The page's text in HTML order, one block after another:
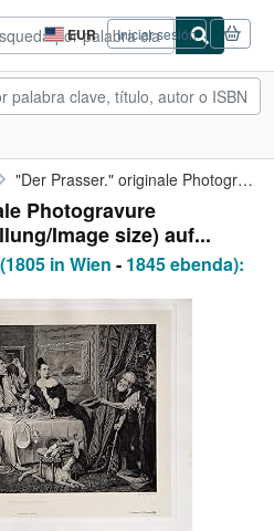
EUR
Preferencias
de
compra
del
Iniciar sesión
"Der Prasser." originale Photogravure ca.19,5x29cm (Darstellung/...
Photogravure
Image size) auf...
in Wien - 1845 ebenda):